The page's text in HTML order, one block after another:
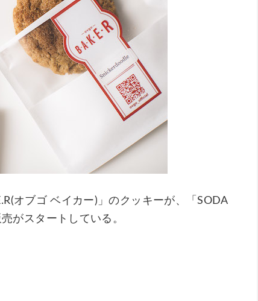
オブゴ ベイカー)」のクッキーが、「SODA
がスタートしている。